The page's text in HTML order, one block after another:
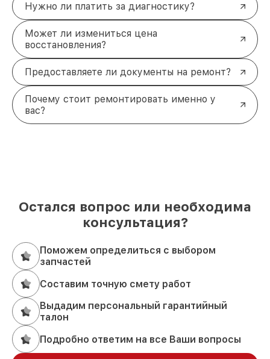
Нужно ли платить за диагностику?
Может ли измениться цена
восстановления?
Предоставляете ли документы на ремонт?
Почему стоит ремонтировать именно у
вас?
Остался вопрос или необходима
консультация?
Поможем определиться с выбором
запчастей
Составим точную смету работ
Выдадим персональный гарантийный
талон
Подробно ответим на все Ваши вопросы